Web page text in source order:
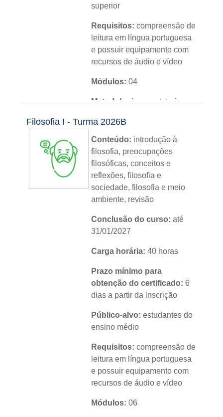
superior
Requisitos: compreensão de
leitura em língua portuguesa
e possuir equipamento com
recursos de áudio e vídeo
Módulos: 04
Metodologia: sem tutoria
Instituição:
Nível:básico
Idioma:português
Filosofia I - Turma 2026B
Conteúdo: introdução à
filosofia, preocupações
filosóficas, conceitos e
reflexões, filosofia e
sociedade, filosofia e meio
ambiente, revisão
Conclusão do curso: até
31/01/2027
Carga horária:40 horas
Prazo mínimo para
obtenção do certificado:6
dias a partir da inscrição
Público-alvo:estudantes do
ensino médio
Requisitos:compreensão de
leitura em língua portuguesa
e possuir equipamento com
recursos de áudio e vídeo
Módulos:06